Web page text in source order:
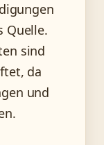
Quelle.
sind
da
und